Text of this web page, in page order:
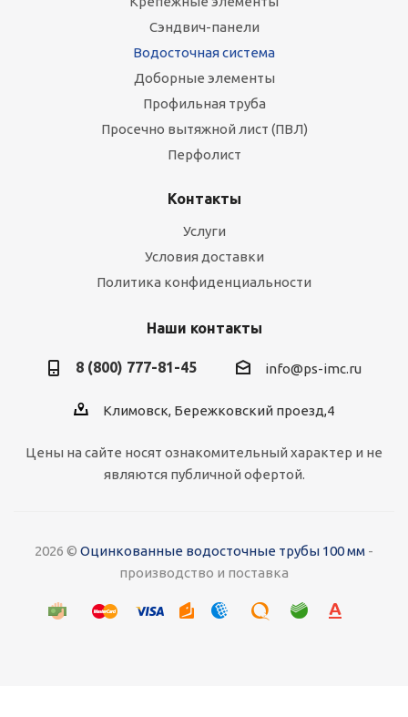
Сэндвич-панели
Водосточная система
Доборные элементы
Профильная труба
Просечно вытяжной лист (ПВЛ)
Перфолист
Контакты
Услуги
Условия доставки
Политика конфиденциальности
Наши контакты
8 (800) 777-81-45 info@ps-imc.ru
Климовск, Бережковский проезд,4
Цены на сайте носят ознакомительный характер и не
являются публичной офертой.
2026 © Оцинкованные водосточные трубы 100 мм -
производство и поставка